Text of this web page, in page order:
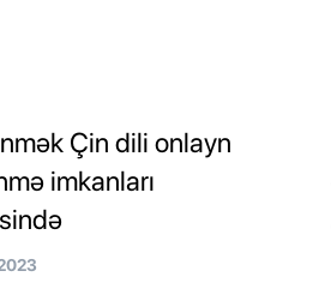
Çin dili onlayn
imkanları